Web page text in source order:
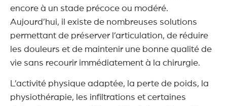
encore à un stade précoce ou modéré.
Aujourd’hui, il existe de nombreuses solutions
permettant de préserver l’articulation, de réduire
les douleurs et de maintenir une bonne qualité de
vie sans recourir immédiatement à la chirurgie.
L’activité physique adaptée, la perte de poids, la
physiothérapie, les infiltrations et certaines